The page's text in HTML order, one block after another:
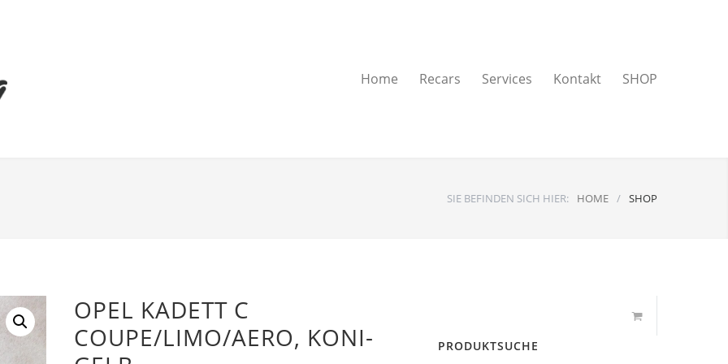
Home Recars Services Kontakt SHOP
SIE BEFINDEN SICH HIER: HOME / SHOP
OPEL KADETT C
COUPE/LIMO/AERO, KONI-
PRODUKTSUCHE